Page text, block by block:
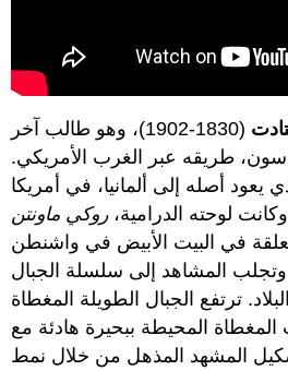
(1830-1902)، وهو طالب آخر
طريقه عبر الغرب الأمريكي.
يعود أصله إلى ألمانيا، في أمريكا
لوحته الدرامية،روكي ماونتن
معلقة في البيت الأبيض في واشنطن
وتجلب المشاهد إلى سلسلة الجبال
ترتفع الجبال الطويلة المغطاة
المحيطة ببحيرة هادئة مع
المشهد المذهل من خلال نمط